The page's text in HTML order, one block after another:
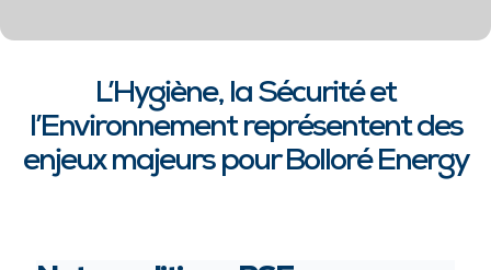
L’Hygiène, la Sécurité et
l’Environnement représentent des
enjeux majeurs pour Bolloré Energy